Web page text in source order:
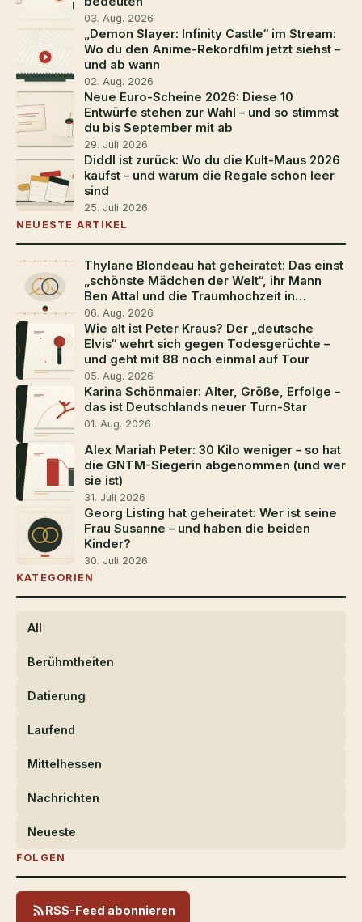
03. Aug. 2026
„Demon Slayer: Infinity Castle“ im Stream:
Wo du den Anime-Rekordfilm jetzt siehst –
und ab wann
02. Aug. 2026
Neue Euro-Scheine 2026: Diese 10
Entwürfe stehen zur Wahl – und so stimmst
du bis September mit ab
29. Juli 2026
Diddl ist zurück: Wo du die Kult-Maus 2026
kaufst – und warum die Regale schon leer
sind
25. Juli 2026
NEUESTE ARTIKEL
Thylane Blondeau hat geheiratet: Das einst
„schönste Mädchen der Welt“, ihr Mann
Ben Attal und die Traumhochzeit in
Südfrankreich
06. Aug. 2026
Wie alt ist Peter Kraus? Der „deutsche
Elvis“ wehrt sich gegen Todesgerüchte –
und geht mit 88 noch einmal auf Tour
05. Aug. 2026
Karina Schönmaier: Alter, Größe, Erfolge –
das ist Deutschlands neuer Turn-Star
01. Aug. 2026
Alex Mariah Peter: 30 Kilo weniger – so hat
die GNTM-Siegerin abgenommen (und wer
sie ist)
31. Juli 2026
Georg Listing hat geheiratet: Wer ist seine
Frau Susanne – und haben die beiden
Kinder?
30. Juli 2026
KATEGORIEN
All
Berühmtheiten
Datierung
Laufend
Mittelhessen
Nachrichten
Neueste
FOLGEN
RSS-Feed abonnieren